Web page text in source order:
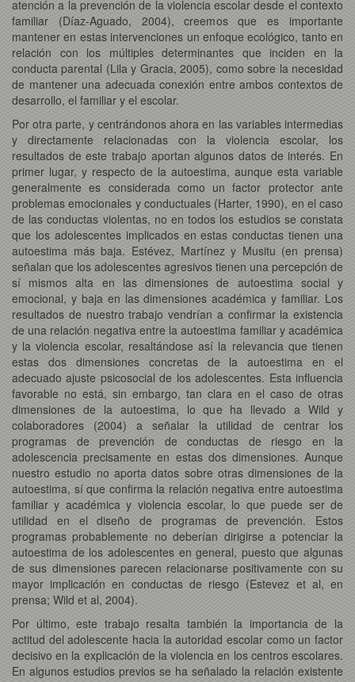
atención a la prevención de la violencia escolar desde el contexto
familiar (Díaz-Aguado, 2004), creemos que es importante
mantener en estas intervenciones un enfoque ecológico, tanto en
relación con los múltiples determinantes que inciden en la
conducta parental (Lila y Gracia, 2005), como sobre la necesidad
de mantener una adecuada conexión entre ambos contextos de
desarrollo, el familiar y el escolar.
Por otra parte, y centrándonos ahora en las variables intermedias
y directamente relacionadas con la violencia escolar, los
resultados de este trabajo aportan algunos datos de interés. En
primer lugar, y respecto de la autoestima, aunque esta variable
generalmente es considerada como un factor protector ante
problemas emocionales y conductuales (Harter, 1990), en el caso
de las conductas violentas, no en todos los estudios se constata
que los adolescentes implicados en estas conductas tienen una
autoestima más baja. Estévez, Martínez y Musitu (en prensa)
señalan que los adolescentes agresivos tienen una percepción de
sí mismos alta en las dimensiones de autoestima social y
emocional, y baja en las dimensiones académica y familiar. Los
resultados de nuestro trabajo vendrían a confirmar la existencia
de una relación negativa entre la autoestima familiar y académica
y la violencia escolar, resaltándose así la relevancia que tienen
estas dos dimensiones concretas de la autoestima en el
adecuado ajuste psicosocial de los adolescentes. Esta influencia
favorable no está, sin embargo, tan clara en el caso de otras
dimensiones de la autoestima, lo que ha llevado a Wild y
colaboradores (2004) a señalar la utilidad de centrar los
programas de prevención de conductas de riesgo en la
adolescencia precisamente en estas dos dimensiones. Aunque
nuestro estudio no aporta datos sobre otras dimensiones de la
autoestima, sí que confirma la relación negativa entre autoestima
familiar y académica y violencia escolar, lo que puede ser de
utilidad en el diseño de programas de prevención. Estos
programas probablemente no deberían dirigirse a potenciar la
autoestima de los adolescentes en general, puesto que algunas
de sus dimensiones parecen relacionarse positivamente con su
mayor implicación en conductas de riesgo (Estevez et al, en
prensa; Wild et al, 2004).
Por último, este trabajo resalta también la importancia de la
actitud del adolescente hacia la autoridad escolar como un factor
decisivo en la explicación de la violencia en los centros escolares.
En algunos estudios previos se ha señalado la relación existente